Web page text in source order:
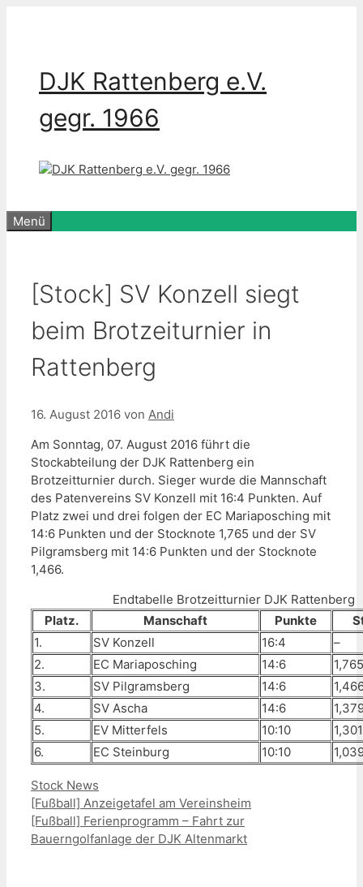
DJK Rattenberg e.V.
gegr. 1966
Menü
[Stock] SV Konzell siegt
beim Brotzeiturnier in
Rattenberg
16. August 2016 von Andi
Am Sonntag, 07. August 2016 führt die
Stockabteilung der DJK Rattenberg ein
Brotzeitturnier durch. Sieger wurde die Mannschaft
des Patenvereins SV Konzell mit 16:4 Punkten. Auf
Platz zwei und drei folgen der EC Mariaposching mit
14:6 Punkten und der Stocknote 1,765 und der SV
Pilgramsberg mit 14:6 Punkten und der Stocknote
1,466.
Endtabelle Brotzeitturnier DJK Rattenberg
Platz.
Manschaft Punkte
1.
SV Konzell 16:4
–
2.
EC Mariaposching 14:6
1,765
3.
SV Pilgramsberg 14:6
4.
SV Ascha 14:6
5.
EV Mitterfels 10:10
1,301
6.
EC Steinburg 10:10
Kategorien
Stock News
[Fußball] Anzeigetafel am Vereinsheim
[Fußball] Ferienprogramm – Fahrt zur
Bauerngolfanlage der DJK Altenmarkt